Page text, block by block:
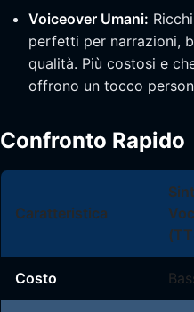
Voiceover Umani:
perfetti per narrazioni,
qualità. Più costosi e
offrono un tocco
Confronto Rapido
Caratteristica
Costo